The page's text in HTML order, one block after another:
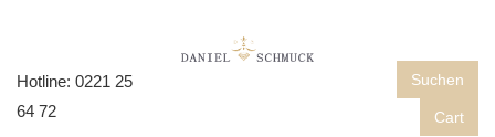
Hotline: 0221 25
64 72
Suchen
Cart